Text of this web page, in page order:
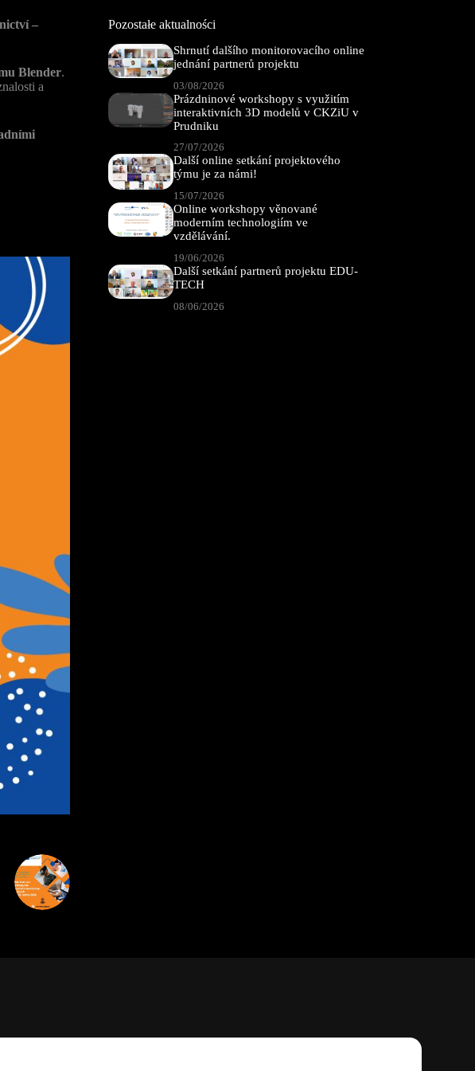
–
Blender.
a
Pozostałe aktualności
Shrnutí dalšího monitorovacího online
jednání partnerů projektu
03/08/2026
Prázdninové workshopy s využitím
interaktivních 3D modelů v CKZiU v
Prudniku
27/07/2026
Další online setkání projektového
týmu je za námi!
15/07/2026
Online workshopy věnované
moderním technologiím ve
vzdělávání.
19/06/2026
Další setkání partnerů projektu EDU-
TECH
08/06/2026